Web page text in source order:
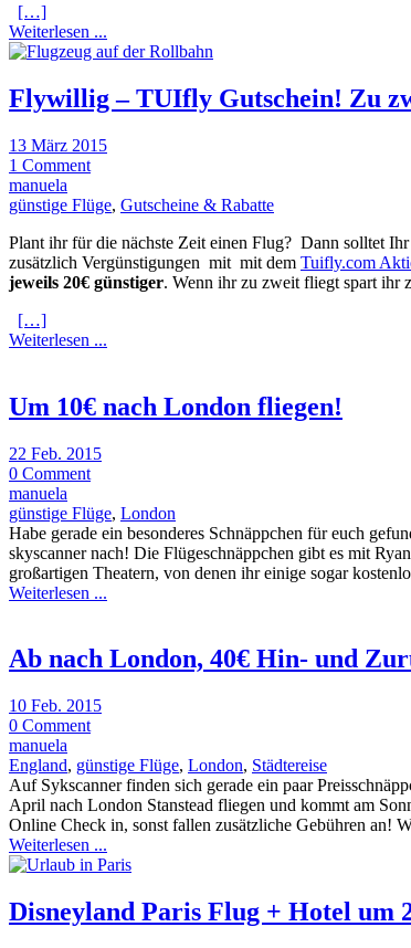
[…]
Weiterlesen ...
Flywillig – TUIfly Gutschein! Zu
13 März 2015
1 Comment
manuela
günstige Flüge, Gutscheine & Rabatte
Plant ihr für die nächste Zeit einen Flug? Dann solltet
zusätzlich Vergünstigungen mit mit dem Tuifly.com
jeweils 20€ günstiger. Wenn ihr zu zweit fliegt spart ihr
[…]
Weiterlesen ...
Um 10€ nach London fliegen!
22 Feb. 2015
0 Comment
manuela
günstige Flüge, London
Habe gerade ein besonderes Schnäppchen für euch
skyscanner nach! Die Flügeschnäppchen gibt es mit
großartigen Theatern, von denen ihr einige sogar
Weiterlesen ...
Ab nach London, 40€ Hin- und
10 Feb. 2015
0 Comment
manuela
England, günstige Flüge, London, Städtereise
Auf Sykscanner finden sich gerade ein paar
April nach London Stanstead fliegen und kommt am
Online Check in, sonst fallen zusätzliche Gebühren an!
Weiterlesen ...
Disneyland Paris Flug + Hotel um